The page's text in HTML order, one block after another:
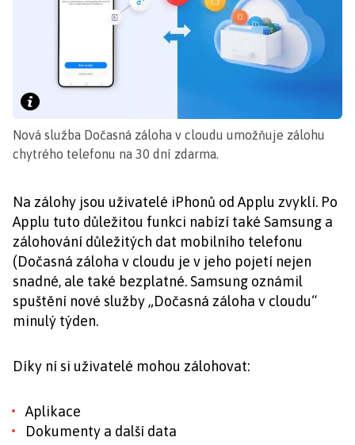
Nová služba Dočasná záloha v cloudu umožňuje zálohu
chytrého telefonu na 30 dní zdarma.
Na zálohy jsou uživatelé iPhonů od Applu zvyklí. Po
Applu tuto důležitou funkci nabízí také Samsung a
zálohování důležitých dat mobilního telefonu
(Dočasná záloha v cloudu je v jeho pojetí nejen
snadné, ale také bezplatné. Samsung oznámil
spuštění nové služby „Dočasná záloha v cloudu“
minulý týden.
Díky ní si uživatelé mohou zálohovat:
Aplikace
Dokumenty a další data